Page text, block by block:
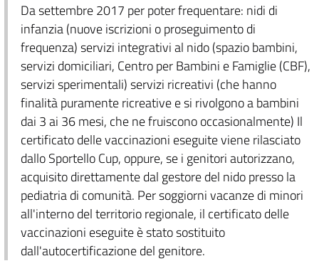
Da settembre 2017 per poter frequentare: nidi di
infanzia (nuove iscrizioni o proseguimento di
frequenza) servizi integrativi al nido (spazio bambini,
servizi domiciliari, Centro per Bambini e Famiglie (CBF),
servizi sperimentali) servizi ricreativi (che hanno
finalità puramente ricreative e si rivolgono a bambini
dai 3 ai 36 mesi, che ne fruiscono occasionalmente) Il
certificato delle vaccinazioni eseguite viene rilasciato
dallo Sportello Cup, oppure, se i genitori autorizzano,
acquisito direttamente dal gestore del nido presso la
pediatria di comunità. Per soggiorni vacanze di minori
all'interno del territorio regionale, il certificato delle
vaccinazioni eseguite è stato sostituito
dall'autocertificazione del genitore.